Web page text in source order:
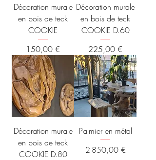
Décoration murale
en bois de teck
COOKIE
Prix
150,00 €
Décoration murale
en bois de teck
COOKIE D.60
Prix
225,00 €
Décoration murale
en bois de teck
COOKIE D.80
Palmier en métal
Prix
2 850,00 €